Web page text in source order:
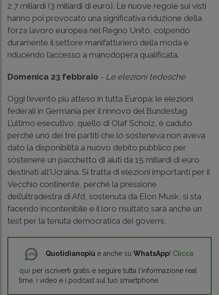
2,7 miliardi (3 miliardi di euro). Le nuove regole sui visti
hanno poi provocato una significativa riduzione della
forza lavoro europea nel Regno Unito, colpendo
duramente il settore manifatturiero della moda e
riducendo l’accesso a manodopera qualificata.
Domenica 23 febbraio - Le elezioni tedesche
Oggi l’evento più atteso in tutta Europa: le elezioni
federali in Germania per il rinnovo del Bundestag.
L’ultimo esecutivo, quello di Olaf Scholz, è caduto
perché uno dei tre partiti che lo sosteneva non aveva
dato la disponibilità a nuovo debito pubblico per
sostenere un pacchetto di aiuti da 15 miliardi di euro
destinati all’Ucraina. Si tratta di elezioni importanti per il
Vecchio continente, perché la pressione
dell’ultradestra di Afd, sostenuta da Elon Musk, si sta
facendo incontenibile e il loro risultato sarà anche un
test per la tenuta democratica dei governi.
Quotidianopiù è anche su WhatsApp! Clicca
qui per iscriverti gratis e seguire tutta l'informazione real
time, i video e i podcast sul tuo smartphone.